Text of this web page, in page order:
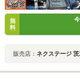
無
料
販売店： ネクステージ